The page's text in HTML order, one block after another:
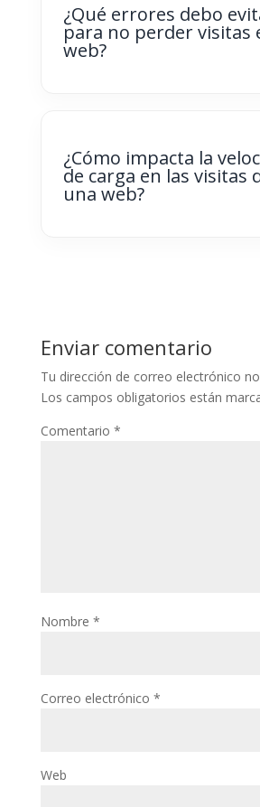
¿Qué errores debo
para no perder visitas
web?
¿Cómo impacta la
de carga en las visitas
una web?
Enviar comentario
Tu dirección de correo electrónico
Los campos obligatorios están
Comentario *
Nombre *
Correo electrónico *
Web